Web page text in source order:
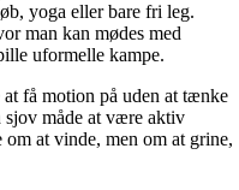
yoga eller bare fri leg.
man kan mødes med
uformelle kampe.
få motion på uden at tænke
måde at være aktiv
at vinde, men om at grine,